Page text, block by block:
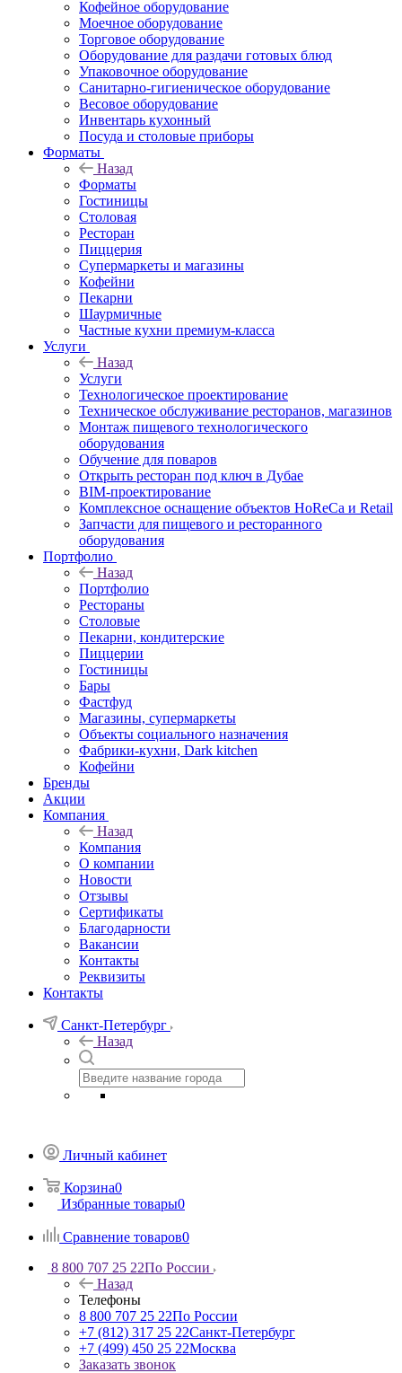
Кофейное оборудование
Моечное оборудование
Торговое оборудование
Оборудование для раздачи готовых блюд
Упаковочное оборудование
Санитарно-гигиеническое оборудование
Весовое оборудование
Инвентарь кухонный
Посуда и столовые приборы
Форматы
Назад
Форматы
Гостиницы
Столовая
Ресторан
Пиццерия
Супермаркеты и магазины
Кофейни
Пекарни
Шаурмичные
Частные кухни премиум-класса
Услуги
Назад
Услуги
Технологическое проектирование
Техническое обслуживание ресторанов, магазинов
Монтаж пищевого технологического
оборудования
Обучение для поваров
Открыть ресторан под ключ в Дубае
BIM-проектирование
Комплексное оснащение объектов HoReCa и Retail
Запчасти для пищевого и ресторанного
оборудования
Портфолио
Назад
Портфолио
Рестораны
Столовые
Пекарни, кондитерские
Пиццерии
Гостиницы
Бары
Фастфуд
Магазины, супермаркеты
Объекты социального назначения
Фабрики-кухни, Dark kitchen
Кофейни
Бренды
Акции
Компания
Назад
Компания
О компании
Новости
Отзывы
Сертификаты
Благодарности
Вакансии
Контакты
Реквизиты
Контакты
Санкт-Петербург
Назад
Личный кабинет
Корзина0
Избранные товары0
Сравнение товаров0
8 800 707 25 22По России
Назад
Телефоны
8 800 707 25 22По России
+7 (812) 317 25 22Санкт-Петербург
+7 (499) 450 25 22Москва
Заказать звонок